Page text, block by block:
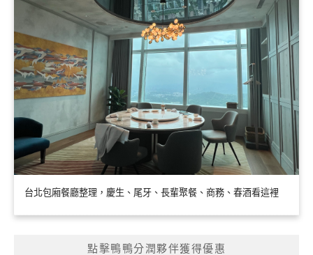
台北包廂餐廳整理，慶生、尾牙、長輩聚餐、商務、春酒看這裡
點擊鴨鴨分潤夥伴獲得優惠